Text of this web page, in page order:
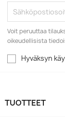
Voit peruuttaa
oikeudellisista
Hyväksyn
TUOTTEET